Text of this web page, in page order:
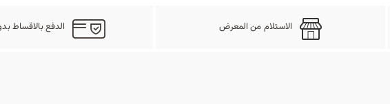
الاستلام من المعرض الدفع بالاقساط